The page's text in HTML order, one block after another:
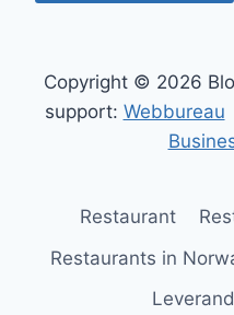
Copyright © 2026
support: Webbureau
Restaurant
Restaurants in